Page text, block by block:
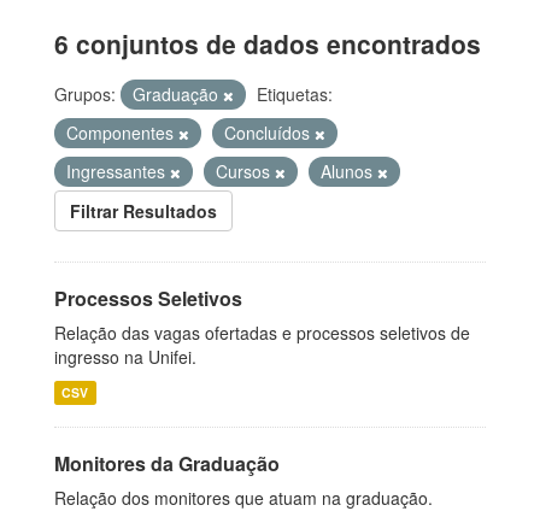
6 conjuntos de dados encontrados
Grupos: Graduação
Etiquetas:
Componentes
Concluídos
Ingressantes
Cursos
Alunos
Filtrar Resultados
Processos Seletivos
Relação das vagas ofertadas e processos seletivos de
ingresso na Unifei.
CSV
Monitores da Graduação
Relação dos monitores que atuam na graduação.